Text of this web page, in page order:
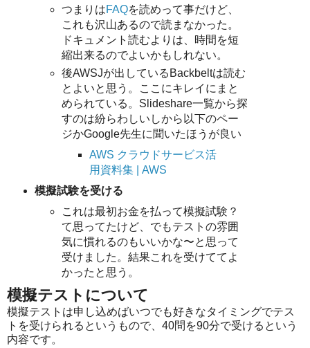
つまりはFAQを読めって事だけど、
これも沢山あるので読まなかった。
ドキュメント読むよりは、時間を短
縮出来るのでよいかもしれない。
後AWSJが出しているBackbeltは読む
とよいと思う。ここにキレイにまと
められている。Slideshare一覧から探
すのは紛らわしいしから以下のペー
ジかGoogle先生に聞いたほうが良い
AWS クラウドサービス活
用資料集 | AWS
模擬試験を受ける
これは最初お金を払って模擬試験？
て思ってたけど、でもテストの雰囲
気に慣れるのもいいかな〜と思って
受けました。結果これを受けててよ
かったと思う。
模擬テストについて
模擬テストは申し込めばいつでも好きなタイミングでテス
トを受けられるというもので、40問を90分で受けるという
内容です。